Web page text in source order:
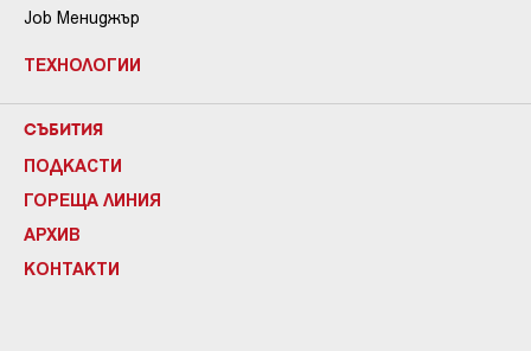
Job Мениджър
ТЕХНОЛОГИИ
СЪБИТИЯ
ПОДКАСТИ
ГОРЕЩА ЛИНИЯ
АРХИВ
КОНТАКТИ